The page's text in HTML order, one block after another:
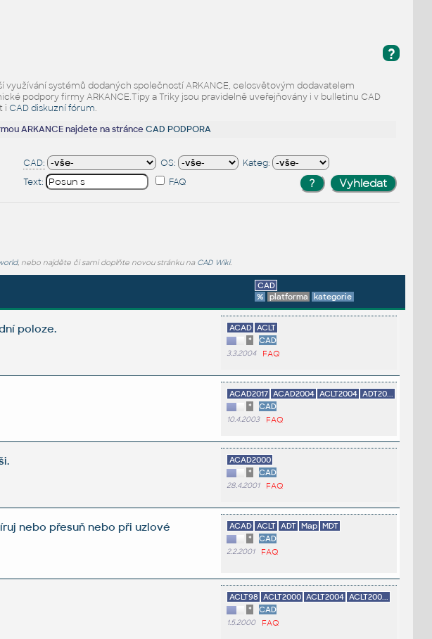
?
systémů dodaných společností ARKANCE, celosvětovým dodavatelem
podpory firmy ARKANCE.Tipy a Triky jsou pravidelně uveřejňovány i v bulletinu CAD
i CAD diskuzní fórum.
ARKANCE najdete na stránceCAD PODPORA
CAD: OS:
Kateg:
Text:
FAQ
, nebo najděte či sami doplňte novou stránku na CAD Wiki.
CAD
%
platforma kategorie
poloze. ACAD ACLT
*
CAD
3.3.2004 FAQ
ACAD2017 ACAD2004 ACLT2004 ADT20...
*
CAD
10.4.2003 FAQ
ACAD2000
*
CAD
28.4.2001 FAQ
nebo přesuň nebo při uzlové
ACAD ACLT ADT Map MDT
*
CAD
2.2.2001 FAQ
ACLT98 ACLT2000 ACLT2004 ACLT200...
*
CAD
1.5.2000 FAQ